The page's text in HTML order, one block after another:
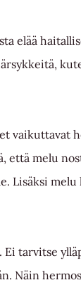
elää
vaikuttavat
melu
Lisäksi
tarvitse
Näin